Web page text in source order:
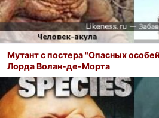
Поиск
Мутант с постера "Опасных
Лорда Волан-де-Морта